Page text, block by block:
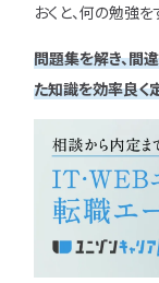
おくと、何の勉強
問題集を解き、間
た知識を効率良く